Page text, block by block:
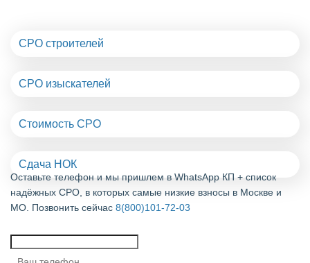
СРО строителей
СРО изыскателей
Стоимость СРО
Сдача НОК
Оставьте телефон и мы пришлем в WhatsApp КП + список
надёжных СРО, в которых самые низкие взносы в Москве и
МО. Позвонить сейчас 8(800)101-72-03